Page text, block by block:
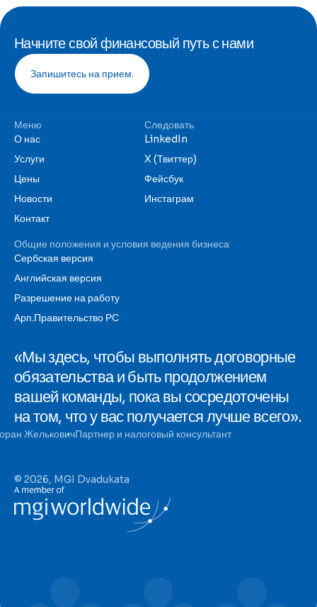
Начните свой финансовый путь с нами
Запишитесь на прием.
Меню
О нас
Услуги
Цены
Новости
Контакт
Следовать
LinkedIn
X (Твиттер)
Фейсбук
Инстаграм
Общие положения и условия ведения бизнеса
Сербская версия
Английская версия
Разрешение на работу
Арп.Правительство РС
«Мы здесь, чтобы выполнять договорные
обязательства и быть продолжением
вашей команды, пока вы сосредоточены
на том, что у вас получается лучше всего».
ЖельковичПартнер и налоговый консультант
© 2026, MGI Dvadukata